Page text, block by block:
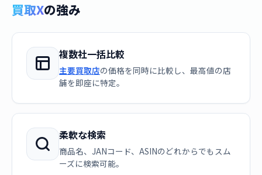
買取Xの強み
複数社一括比較
主要買取店の価格を同時に比較し、最高値の店
舗を即座に特定。
柔軟な検索
商品名、JANコード、ASINのどれからでもスム
ーズに検索可能。